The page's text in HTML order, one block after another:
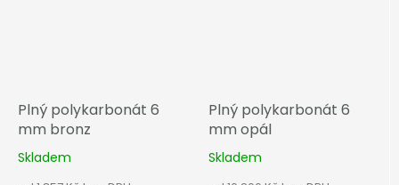
Plný polykarbonát 6
mm bronz
Skladem
Plný polykarbonát 6
mm opál
Skladem